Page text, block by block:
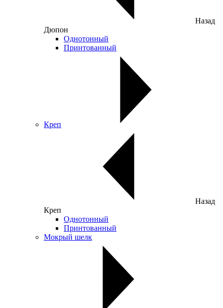
Назад
Дюпон
Однотонный
Принтованный
Креп
Назад
Креп
Однотонный
Принтованный
Мокрый шелк